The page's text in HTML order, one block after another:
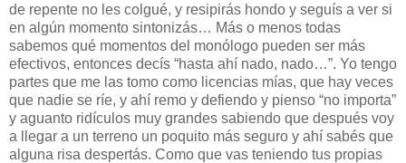
de repente no les colgué, y resipirás hondo y seguís a ver si
en algún momento sintonizás… Más o menos todas
sabemos qué momentos del monólogo pueden ser más
efectivos, entonces decís “hasta ahí nado, nado…”. Yo tengo
partes que me las tomo como licencias mías, que hay veces
que nadie se ríe, y ahí remo y defiendo y pienso “no importa”
y aguanto ridículos muy grandes sabiendo que después voy
a llegar a un terreno un poquito más seguro y ahí sabés que
alguna risa despertás. Como que vas teniendo tus propias